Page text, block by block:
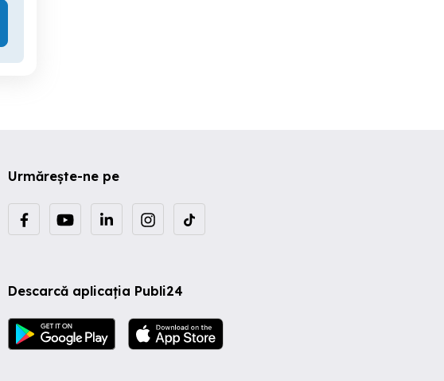
Urmărește-ne pe
Descarcă aplicația Publi24